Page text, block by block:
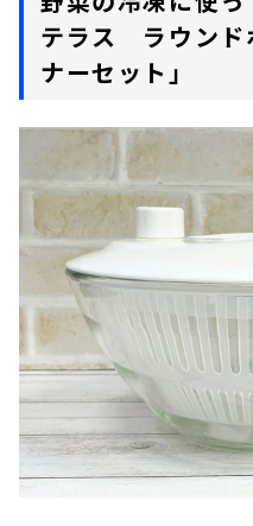
テラス ラウンド
ナーセット」